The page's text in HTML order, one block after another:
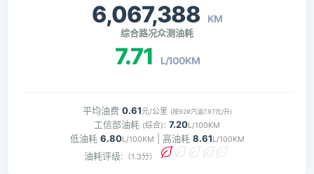
6,067,388 KM
综合路况众测油耗
7.71 L/100KM
平均油费 0.61元/公里 (按92#汽油7.97元/升)
工信部油耗 (综合): 7.20L/100KM
低油耗 6.80L/100KM | 高油耗 8.61L/100KM
油耗评级: （1.3分）